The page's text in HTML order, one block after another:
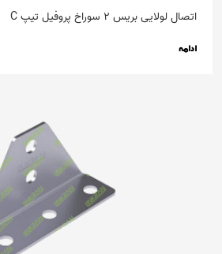
اتصال لولایی بریس 2 سوراخ پروفیل تیپ C
ادامه